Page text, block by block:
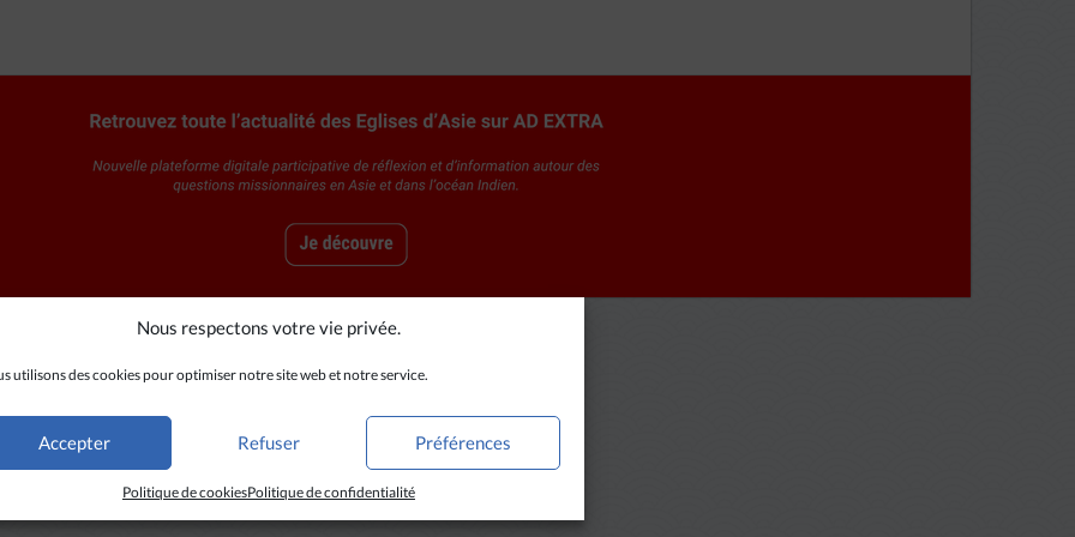
Nous respectons votre vie privée.
utilisons des cookies pour optimiser notre site web et notre service.
Accepter Refuser Préférences
Politique de cookiesPolitique de confidentialité
A LIRE AUSSI